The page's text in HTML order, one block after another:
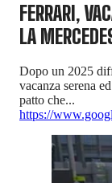
FERRARI,
LA
Dopo un 2025
vacanza serena
patto che...
https://